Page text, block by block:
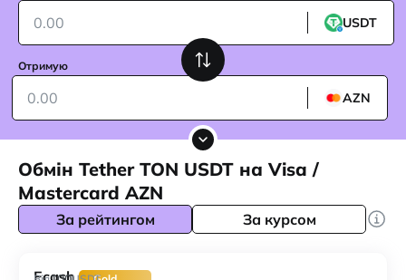
USDT
Отримую
AZN
Обмін Tether TON USDT на Visa /
Mastercard AZN
За рейтингом За курсом
Ecash